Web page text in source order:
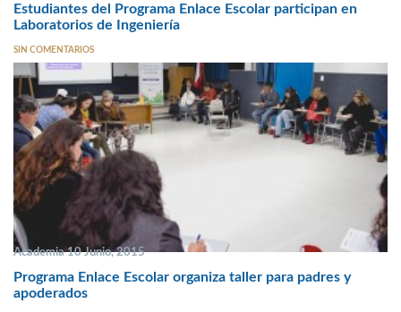
Estudiantes del Programa Enlace Escolar participan en
Laboratorios de Ingeniería
SIN COMENTARIOS
Academia 10 Junio, 2015
Programa Enlace Escolar organiza taller para padres y
apoderados